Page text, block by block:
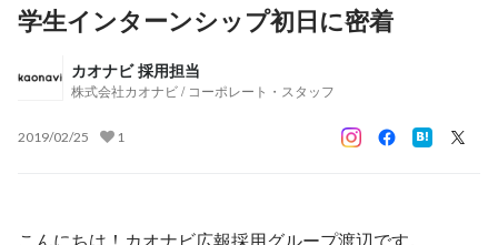
学生インターンシップ初日に密着
カオナビ 採用担当
株式会社カオナビ / コーポレート・スタッフ
2019/02/25 1
こんにちは！カオナビ広報採用グループ渡辺です。